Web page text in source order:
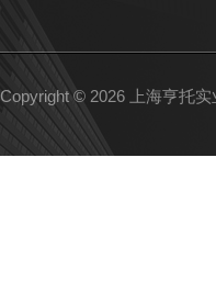
Copyright © 2026 上海亨托